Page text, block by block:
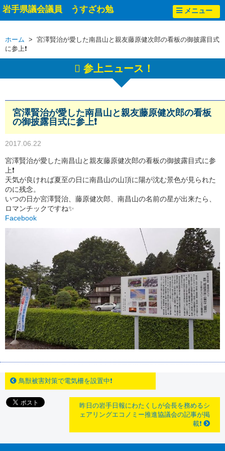
岩手県議会議員 うすざわ勉 メニュー
ホーム > 宮澤賢治が愛した南昌山と親友藤原健次郎の看板の御披露目式
に参上❗
参上ニュース！
宮澤賢治が愛した南昌山と親友藤原健次郎の看板
の御披露目式に参上❗
2017.06.22
宮澤賢治が愛した南昌山と親友藤原健次郎の看板の御披露目式に参
上❗
天気が良ければ夏至の日に南昌山の山頂に陽が沈む景色が見られた
のに残念。
いつの日か宮澤賢治、藤原健次郎、南昌山の名前の星が出来たら、
ロマンチックですね✨
Facebook
鳥獣被害対策で電気柵を設置中❗
昨日の岩手日報にわたくしが会長を務めるシ
ェアリングエコノミー推進協議会の記事が掲
載❗